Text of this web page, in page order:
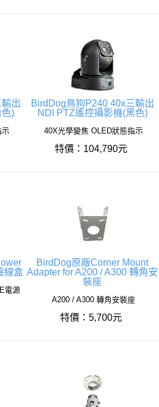
出
)
BirdDog鳥狗P240 40x三輸出
NDI PTZ遙控攝影機(黑色)
40X光學變焦 OLED狀態指示
特價：104,790元
線盒
電源
BirdDog原廠Corner Mount
Adapter for A200 / A300 轉角安
裝座
A200 / A300 轉角安裝座
特價：5,700元